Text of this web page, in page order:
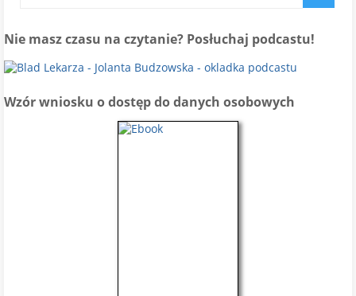
Nie masz czasu na czytanie? Posłuchaj podcastu!
Wzór wniosku o dostęp do danych osobowych